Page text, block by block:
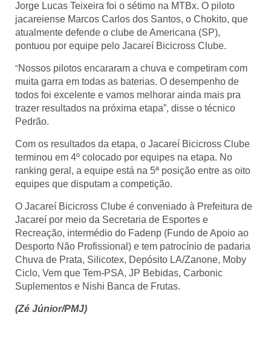
Jorge Lucas Teixeira foi o sétimo na MTBx. O piloto
jacareiense Marcos Carlos dos Santos, o Chokito, que
atualmente defende o clube de Americana (SP),
pontuou por equipe pelo Jacareí Bicicross Clube.
“Nossos pilotos encararam a chuva e competiram com
muita garra em todas as baterias. O desempenho de
todos foi excelente e vamos melhorar ainda mais pra
trazer resultados na próxima etapa”, disse o técnico
Pedrão.
Com os resultados da etapa, o Jacareí Bicicross Clube
terminou em 4º colocado por equipes na etapa. No
ranking geral, a equipe está na 5ª posição entre as oito
equipes que disputam a competição.
O Jacareí Bicicross Clube é conveniado à Prefeitura de
Jacareí por meio da Secretaria de Esportes e
Recreação, intermédio do Fadenp (Fundo de Apoio ao
Desporto Não Profissional) e tem patrocínio de padaria
Chuva de Prata, Silicotex, Depósito LA/Zanone, Moby
Ciclo, Vem que Tem-PSA, JP Bebidas, Carbonic
Suplementos e Nishi Banca de Frutas.
(Zé Júnior/PMJ)